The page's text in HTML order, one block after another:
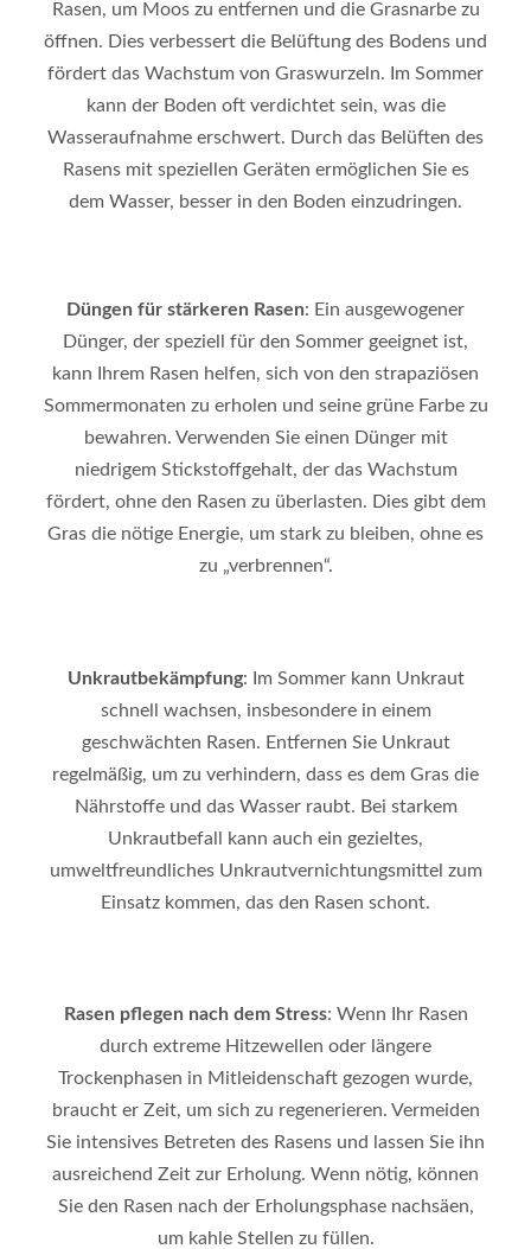
Rasen, um Moos zu entfernen und die Grasnarbe zu
öffnen. Dies verbessert die Belüftung des Bodens und
fördert das Wachstum von Graswurzeln. Im Sommer
kann der Boden oft verdichtet sein, was die
Wasseraufnahme erschwert. Durch das Belüften des
Rasens mit speziellen Geräten ermöglichen Sie es
dem Wasser, besser in den Boden einzudringen.
Düngen für stärkeren Rasen: Ein ausgewogener
Dünger, der speziell für den Sommer geeignet ist,
kann Ihrem Rasen helfen, sich von den strapaziösen
Sommermonaten zu erholen und seine grüne Farbe zu
bewahren. Verwenden Sie einen Dünger mit
niedrigem Stickstoffgehalt, der das Wachstum
fördert, ohne den Rasen zu überlasten. Dies gibt dem
Gras die nötige Energie, um stark zu bleiben, ohne es
zu „verbrennen“.
Unkrautbekämpfung: Im Sommer kann Unkraut
schnell wachsen, insbesondere in einem
geschwächten Rasen. Entfernen Sie Unkraut
regelmäßig, um zu verhindern, dass es dem Gras die
Nährstoffe und das Wasser raubt. Bei starkem
Unkrautbefall kann auch ein gezieltes,
umweltfreundliches Unkrautvernichtungsmittel zum
Einsatz kommen, das den Rasen schont.
Rasen pflegen nach dem Stress: Wenn Ihr Rasen
durch extreme Hitzewellen oder längere
Trockenphasen in Mitleidenschaft gezogen wurde,
braucht er Zeit, um sich zu regenerieren. Vermeiden
Sie intensives Betreten des Rasens und lassen Sie ihn
ausreichend Zeit zur Erholung. Wenn nötig, können
Sie den Rasen nach der Erholungsphase nachsäen,
um kahle Stellen zu füllen.